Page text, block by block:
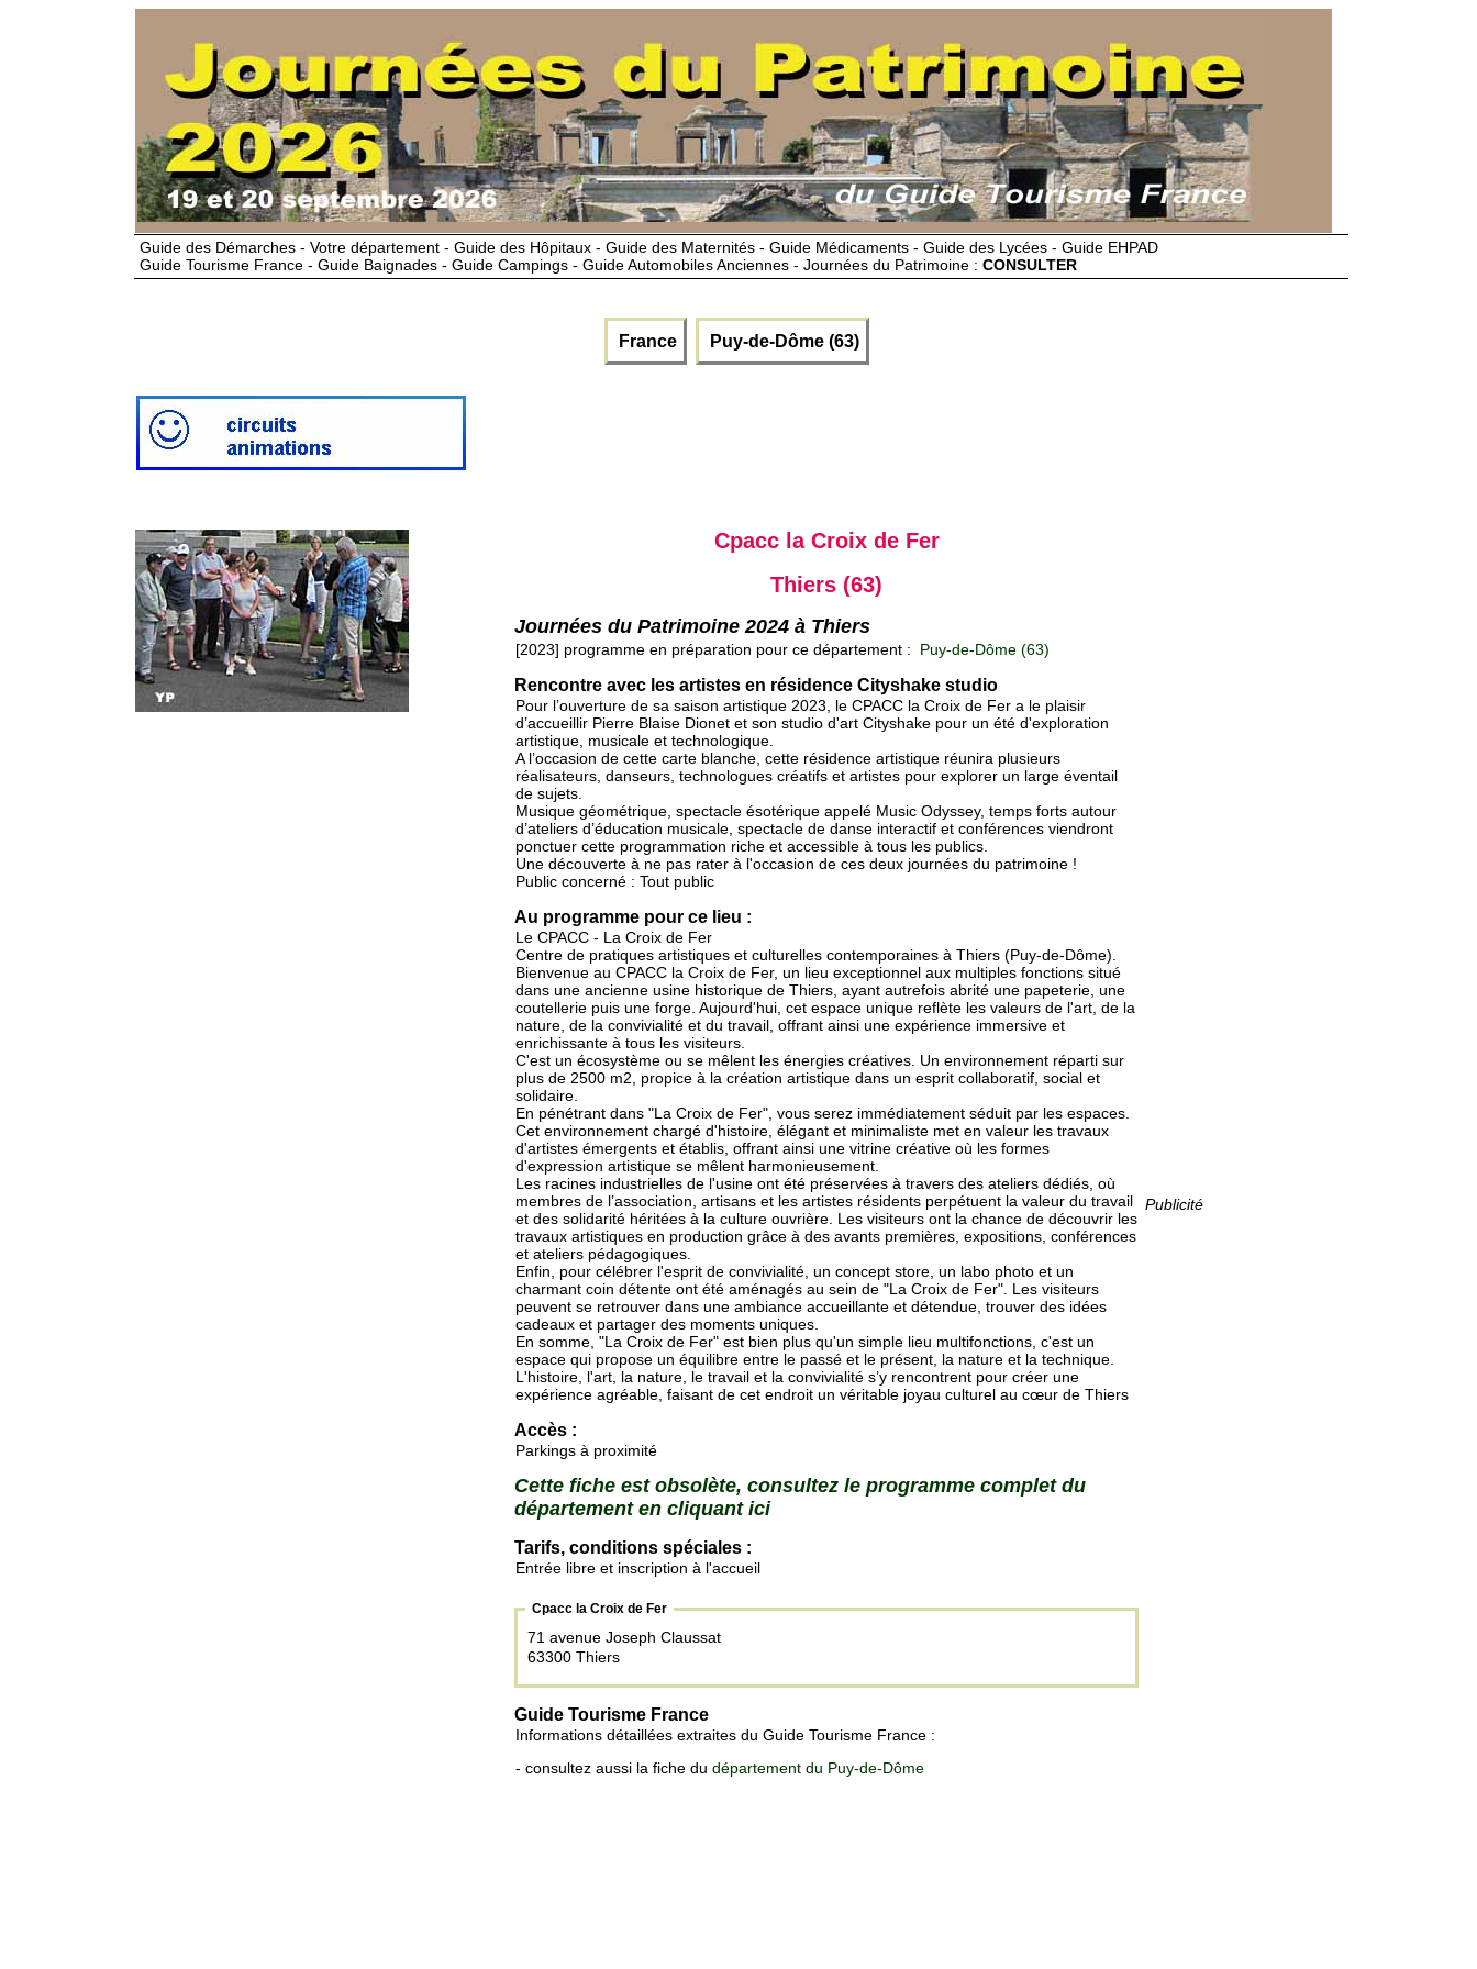
Guide des Démarches - Votre département - Guide des Hôpitaux - Guide des Maternités - Guide Médicaments - Guide des Lycées - Guide EHPAD
Guide Tourisme France - Guide Baignades - Guide Campings - Guide Automobiles Anciennes - Journées du Patrimoine : CONSULTER
France Puy-de-Dôme (63)
Publicité
Cpacc la Croix de Fer
Thiers (63)
Journées du Patrimoine 2024 à Thiers
[2023] programme en préparation pour ce département : Puy-de-Dôme (63)
Rencontre avec les artistes en résidence Cityshake studio
Pour l’ouverture de sa saison artistique 2023, le CPACC la Croix de Fer a le plaisir
d’accueillir Pierre Blaise Dionet et son studio d'art Cityshake pour un été d'exploration
artistique, musicale et technologique.
A l’occasion de cette carte blanche, cette résidence artistique réunira plusieurs
réalisateurs, danseurs, technologues créatifs et artistes pour explorer un large éventail
de sujets.
Musique géométrique, spectacle ésotérique appelé Music Odyssey, temps forts autour
d’ateliers d’éducation musicale, spectacle de danse interactif et conférences viendront
ponctuer cette programmation riche et accessible à tous les publics.
Une découverte à ne pas rater à l'occasion de ces deux journées du patrimoine !
Public concerné : Tout public
Au programme pour ce lieu :
Le CPACC - La Croix de Fer
Centre de pratiques artistiques et culturelles contemporaines à Thiers (Puy-de-Dôme).
Bienvenue au CPACC la Croix de Fer, un lieu exceptionnel aux multiples fonctions situé
dans une ancienne usine historique de Thiers, ayant autrefois abrité une papeterie, une
coutellerie puis une forge. Aujourd'hui, cet espace unique reflète les valeurs de l'art, de la
nature, de la convivialité et du travail, offrant ainsi une expérience immersive et
enrichissante à tous les visiteurs.
C'est un écosystème ou se mêlent les énergies créatives. Un environnement réparti sur
plus de 2500 m2, propice à la création artistique dans un esprit collaboratif, social et
solidaire.
En pénétrant dans "La Croix de Fer", vous serez immédiatement séduit par les espaces.
Cet environnement chargé d'histoire, élégant et minimaliste met en valeur les travaux
d'artistes émergents et établis, offrant ainsi une vitrine créative où les formes
d'expression artistique se mêlent harmonieusement.
Les racines industrielles de l'usine ont été préservées à travers des ateliers dédiés, où
membres de l’association, artisans et les artistes résidents perpétuent la valeur du travail
et des solidarité héritées à la culture ouvrière. Les visiteurs ont la chance de découvrir les
travaux artistiques en production grâce à des avants premières, expositions, conférences
et ateliers pédagogiques.
Enfin, pour célébrer l'esprit de convivialité, un concept store, un labo photo et un
charmant coin détente ont été aménagés au sein de "La Croix de Fer". Les visiteurs
peuvent se retrouver dans une ambiance accueillante et détendue, trouver des idées
cadeaux et partager des moments uniques.
En somme, "La Croix de Fer" est bien plus qu'un simple lieu multifonctions, c'est un
espace qui propose un équilibre entre le passé et le présent, la nature et la technique.
L'histoire, l'art, la nature, le travail et la convivialité s’y rencontrent pour créer une
expérience agréable, faisant de cet endroit un véritable joyau culturel au cœur de Thiers
Accès :
Parkings à proximité
Cette fiche est obsolète, consultez le programme complet du
département en cliquant ici
Tarifs, conditions spéciales :
Entrée libre et inscription à l'accueil
Cpacc la Croix de Fer
71 avenue Joseph Claussat
63300 Thiers
Guide Tourisme France
Informations détaillées extraites du Guide Tourisme France :
- consultez aussi la fiche du département du Puy-de-Dôme